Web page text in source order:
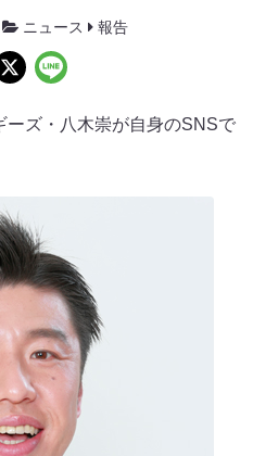
ニュース 報告
ーズ・八木崇が自身のSNSで